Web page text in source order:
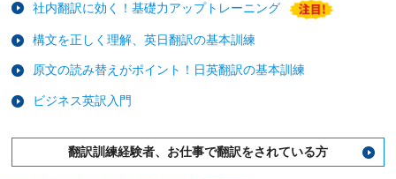
社内翻訳に効く！基礎力アップトレーニング
構文を正しく理解、英日翻訳の基本訓練
原文の読み替えがポイント！日英翻訳の基本訓練
ビジネス英訳入門
翻訳訓練経験者、お仕事で翻訳をされている方